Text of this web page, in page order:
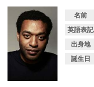
名前
英語表記
出身地
誕生日